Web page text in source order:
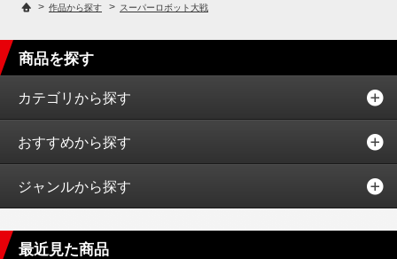
> 作品から探す > スーパーロボット大戦
商品を探す
カテゴリから探す
おすすめから探す
ジャンルから探す
最近見た商品